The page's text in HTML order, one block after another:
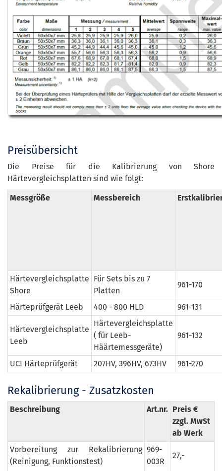
Preisübersicht
Die Preise für die Kalibrierung von Shore
Härtevergleichsplatten sind wie folgt:
Messgröße Messbereich
Härtevergleichsplatte
Shore
Für Sets bis zu 7
Platten
961-170
Härteprüfgerät Leeb 400 - 800 HLD 961-131
Härtevergleichsplatte
Leeb
Härtevergleichsplatte
( für Leeb-
Häärtemessgeräte)
961-132
UCI Härteprüfgerät 207HV, 396HV, 673HV 961-270
Rekalibrierung - Zusatzkosten
Beschreibung Art.nr. Preis €
zzgl. MwSt
ab Werk
Vorbereitung zur Rekalibrierung
(Reinigung, Funktionstest)
969-
003R
27,-